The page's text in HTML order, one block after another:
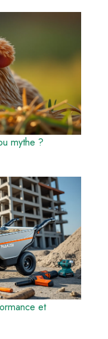
mythe ?
et